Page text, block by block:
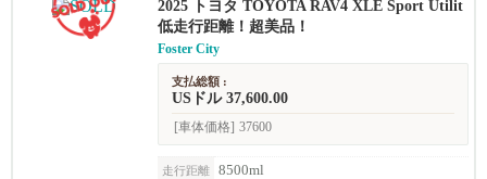
2025 トヨタ TOYOTA RAV4 XLE Sport Utilit
y 4D
低走行距離！超美品！
Foster City
支払総額 :
USドル 37,600.00
[車体価格] 37600
走行距離
8500ml